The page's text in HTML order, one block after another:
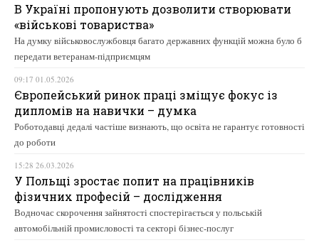
В Україні пропонують дозволити створювати
«військові товариства»
На думку військовослужбовця багато державних функцій можна було б
передати ветеранам-підприємцям
09:17 01.05.2026
Європейський ринок праці зміщує фокус із
дипломів на навички – думка
Роботодавці дедалі частіше визнають, що освіта не гарантує готовності
до роботи
15:28 26.03.2026
У Польщі зростає попит на працівників
фізичних професій – дослідження
Водночас скорочення зайнятості спостерігається у польській
автомобільній промисловості та секторі бізнес-послуг